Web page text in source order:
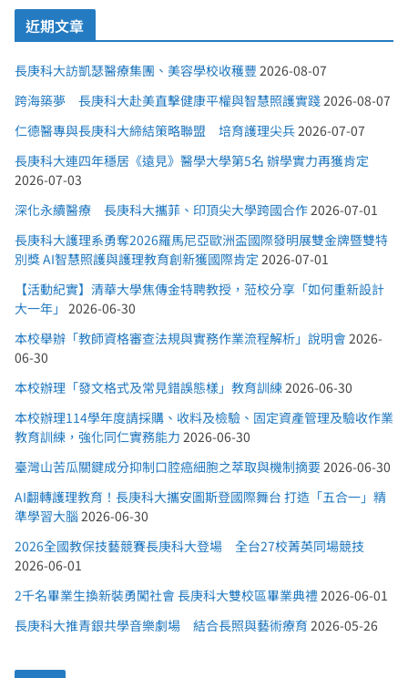
近期文章
長庚科大訪凱瑟醫療集團、美容學校收穫豐 2026-08-07
跨海築夢 長庚科大赴美直擊健康平權與智慧照護實踐2026-08-07
仁德醫專與長庚科大締結策略聯盟 培育護理尖兵2026-07-07
長庚科大連四年穩居《遠見》醫學大學第5名 辦學實力再獲肯定
2026-07-03
深化永續醫療 長庚科大攜菲、印頂尖大學跨國合作2026-07-01
長庚科大護理系勇奪2026羅馬尼亞歐洲盃國際發明展雙金牌暨雙特
別獎 AI智慧照護與護理教育創新獲國際肯定 2026-07-01
【活動紀實】清華大學焦傳金特聘教授，蒞校分享「如何重新設計
大一年」 2026-06-30
本校舉辦「教師資格審查法規與實務作業流程解析」說明會2026-
06-30
本校辦理「發文格式及常見錯誤態樣」教育訓練2026-06-30
本校辦理114學年度請採購、收料及檢驗、固定資產管理及驗收作業
教育訓練，強化同仁實務能力 2026-06-30
臺灣山苦瓜關鍵成分抑制口腔癌細胞之萃取與機制摘要2026-06-30
AI翻轉護理教育！長庚科大攜安圖斯登國際舞台 打造「五合一」精
準學習大腦 2026-06-30
2026全國教保技藝競賽長庚科大登場 全台27校菁英同場競技
2026-06-01
2千名畢業生換新裝勇闖社會 長庚科大雙校區畢業典禮2026-06-01
長庚科大推青銀共學音樂劇場 結合長照與藝術療育 2026-05-26